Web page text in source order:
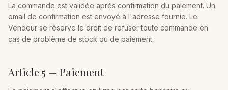
La commande est validée après confirmation du paiement. Un
email de confirmation est envoyé à l'adresse fournie. Le
Vendeur se réserve le droit de refuser toute commande en
cas de problème de stock ou de paiement.
Article 5 — Paiement